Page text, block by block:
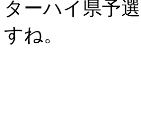
ターハイ県予
すね。